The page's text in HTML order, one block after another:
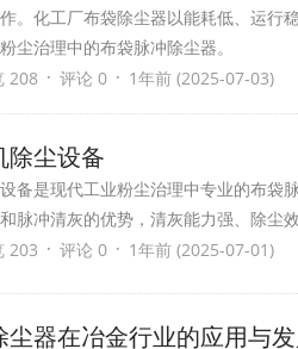
。化工厂布袋除尘器以能耗低、运行
尘治理中的布袋脉冲除尘器。
208 · 评论 0 · 1年前 (2025-07-03)
除尘设备
备是现代工业粉尘治理中专业的布袋
脉冲清灰的优势，清灰能力强、除尘效
203 · 评论 0 · 1年前 (2025-07-01)
尘器在冶金行业的应用与